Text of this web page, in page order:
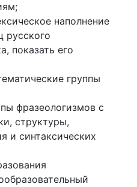
наполнение
русского
показать его
группы
фразеологизмов с
структуры,
и синтаксических